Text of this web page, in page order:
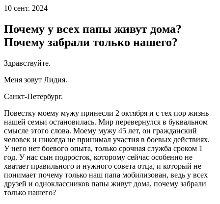
10 сент. 2024
Почему у всех папы живут дома?
Почему забрали только нашего?
Здравствуйте.
Меня зовут Лидия.
Санкт-Петербург.
Повестку моему мужу принесли 2 октября и с тех пор жизнь
нашей семьи остановилась. Мир перевернулся в буквальном
смысле этого слова. Моему мужу 45 лет, он гражданский
человек и никогда не принимал участия в боевых действиях.
У него нет боевого опыта, только срочная служба сроком 1
год. У нас сын подросток, которому сейчас особенно не
хватает правильного и нужного совета отца, и который не
понимает почему только наш папа мобилизован, ведь у всех
друзей и одноклассников папы живут дома, почему забрали
только нашего?